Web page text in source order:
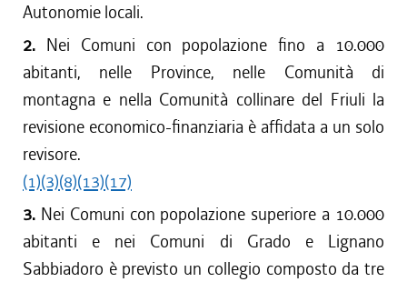
dal 17/03/2016 al 29/06/2016
dal 13/01/2016 al 16/03/2016
dal 13/11/2015 al 12/01/2016
dal 22/10/2015 al 12/11/2015
dal 11/08/2015 al 21/10/2015
dal 06/08/2015 al 10/08/2015
Autonomie locali.
2. Nei Comuni con popolazione fino a 10.000
abitanti, nelle Province, nelle Comunità di
montagna e nella Comunità collinare del Friuli la
revisione economico-finanziaria è affidata a un solo
revisore.
(1)(3)(8)(13)(17)
3. Nei Comuni con popolazione superiore a 10.000
abitanti e nei Comuni di Grado e Lignano
Sabbiadoro è previsto un collegio composto da tre